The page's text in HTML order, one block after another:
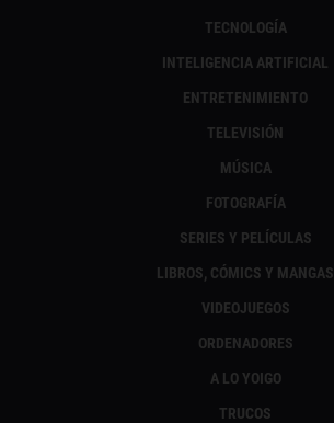
TECNOLOGÍA
INTELIGENCIA ARTIFICIAL
ENTRETENIMIENTO
TELEVISIÓN
MÚSICA
FOTOGRAFÍA
SERIES Y PELÍCULAS
LIBROS, CÓMICS Y MANGAS
VIDEOJUEGOS
ORDENADORES
A LO YOIGO
TRUCOS